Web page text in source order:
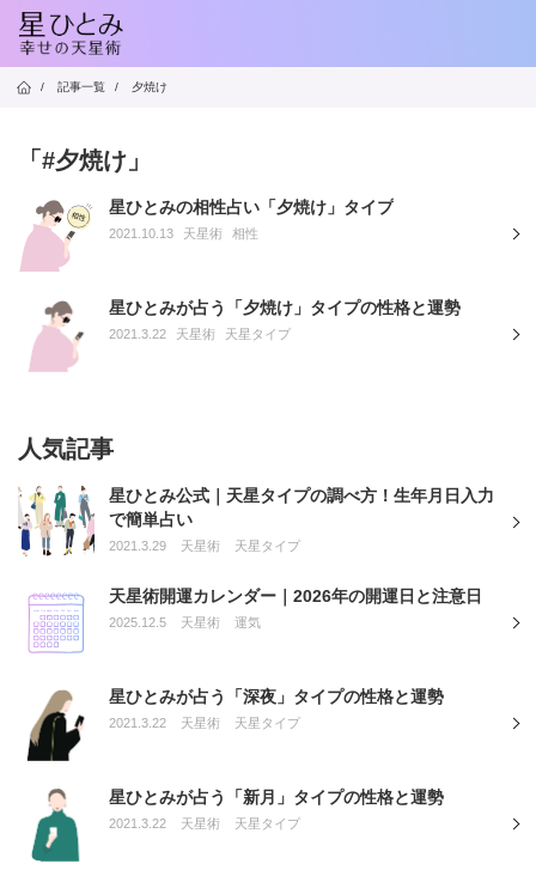
/ 記事一覧 / 夕焼け
「#夕焼け」
星ひとみの相性占い「夕焼け」タイプ
2021.10.13 天星術 相性
星ひとみが占う「夕焼け」タイプの性格と運勢
2021.3.22 天星術 天星タイプ
人気記事
星ひとみ公式｜天星タイプの調べ方！生年月日入力
で簡単占い
2021.3.29 天星術 天星タイプ
天星術開運カレンダー｜2026年の開運日と注意日
2025.12.5 天星術 運気
星ひとみが占う「深夜」タイプの性格と運勢
2021.3.22 天星術 天星タイプ
星ひとみが占う「新月」タイプの性格と運勢
2021.3.22 天星術 天星タイプ